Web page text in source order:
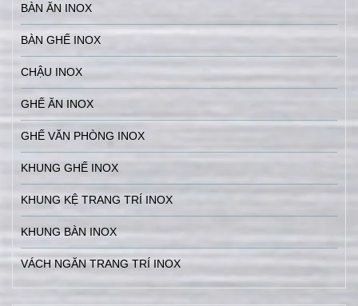
BÀN ĂN INOX
BÀN GHẾ INOX
CHẬU INOX
GHẾ ĂN INOX
GHẾ VĂN PHÒNG INOX
KHUNG GHẾ INOX
KHUNG KỆ TRANG TRÍ INOX
KHUNG BÀN INOX
VÁCH NGĂN TRANG TRÍ INOX